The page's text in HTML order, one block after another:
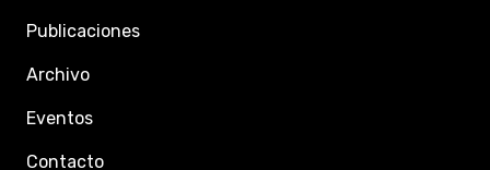
Publicaciones
Archivo
Eventos
Contacto